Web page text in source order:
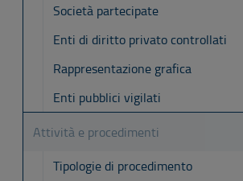
Società partecipate
Enti di diritto privato controllati
Rappresentazione grafica
Enti pubblici vigilati
Attività e procedimenti
Tipologie di procedimento